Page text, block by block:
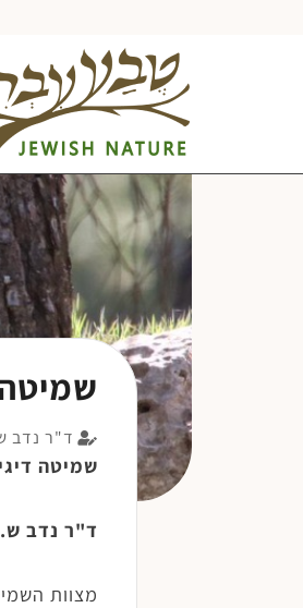
ד"ר נדב
שמיטה
ד"ר נדב
מצוות